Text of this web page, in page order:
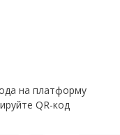
на платформу
QR-код